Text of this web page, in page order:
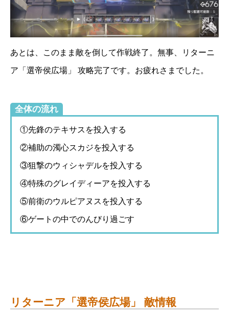
あとは、このまま敵を倒して作戦終了。無事、リターニ
ア「選帝侯広場」 攻略完了です。お疲れさまでした。
全体の流れ
①先鋒のテキサスを投入する
②補助の濁心スカジを投入する
③狙撃のウィシャデルを投入する
④特殊のグレイディーアを投入する
⑤前衛のウルピアヌスを投入する
⑥ゲートの中でのんびり過ごす
リターニア「選帝侯広場」 敵情報